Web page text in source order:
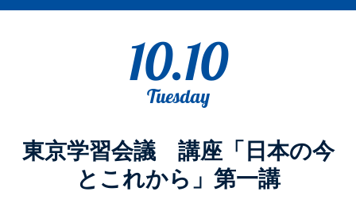
10.10
Tuesday
東京学習会議 講座「日本の今
とこれから」第一講